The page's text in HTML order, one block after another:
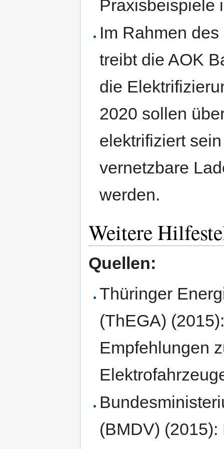
Praxisbeispiele
Im Rahmen des
treibt die AOK
die
2020 sollen
elektrifiziert
vernetzbare
werden.
Weitere
Quellen:
Thüringer
(ThEGA)
Empfehlungen
(BMDV)